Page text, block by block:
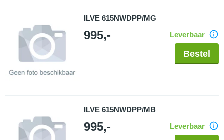
ILVE 615NWDPP/MG
995,- Leverbaar
Bestel
ILVE 615NWDPP/MB
995,- Leverbaar